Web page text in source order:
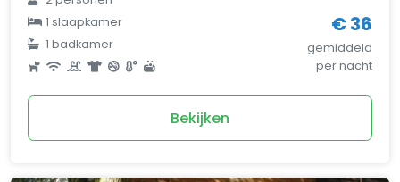
1 slaapkamer
1 badkamer
€ 36
gemiddeld
per nacht
Bekijken